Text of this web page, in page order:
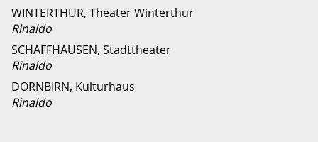
WINTERTHUR, Theater Winterthur
Rinaldo
SCHAFFHAUSEN, Stadttheater
Rinaldo
DORNBIRN, Kulturhaus
Rinaldo